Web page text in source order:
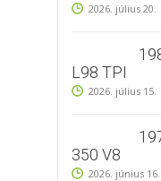
2026. július 20.
L98 TPI
2026. július 15.
350 V8
2026. június 16.